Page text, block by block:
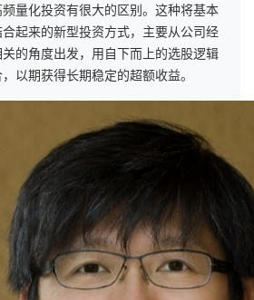
量化投资有很大的区别。这种将基本
起来的新型投资方式，主要从公司经
的角度出发，用自下而上的选股逻辑
以期获得长期稳定的超额收益。